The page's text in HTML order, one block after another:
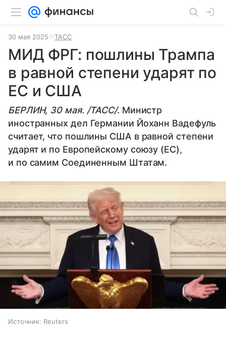
30 мая 2025 ТАСС
МИД ФРГ: пошлины Трампа
в равной степени ударят по
ЕС и США
БЕРЛИН, 30 мая. /ТАСС/. Министр
иностранных дел Германии Йоханн Вадефуль
считает, что пошлины США в равной степени
ударят и по Европейскому союзу (ЕС),
и по самим Соединенным Штатам.
Источник: Reuters